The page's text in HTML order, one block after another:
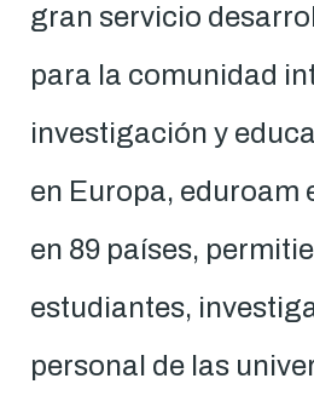
gran servicio
para la comunidad
investigación y
en Europa, eduroam
en 89 países,
estudiantes,
personal de las